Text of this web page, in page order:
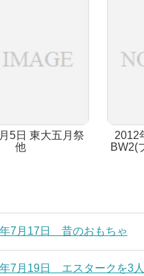
5日 東大五月祭
他
2012
BW2(
7月17日 昔のおもちゃ
7月19日 エスタークを3